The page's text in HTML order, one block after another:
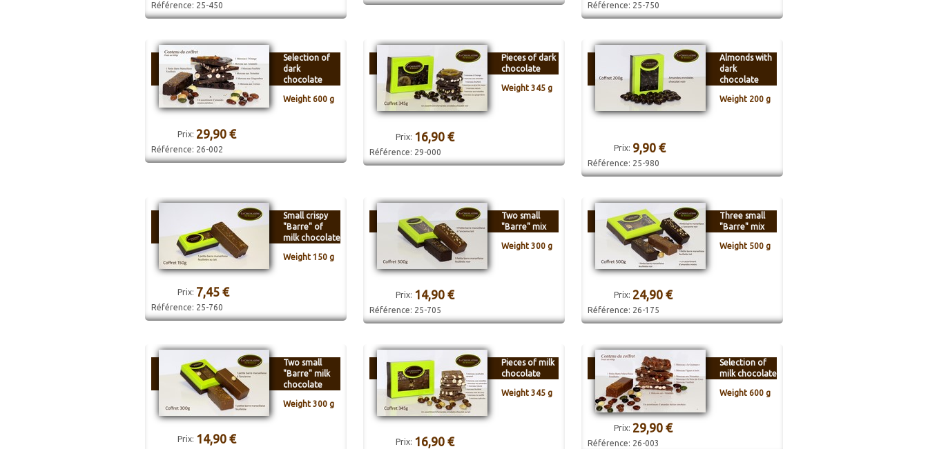
Référence: 25-450 Référence: 25-750
Selection of
dark
chocolate
Weight 600 g
Prix: 29,90 €
Référence: 26-002
Pieces of dark
chocolate
Weight 345 g
Prix: 16,90 €
Référence: 29-000
Almonds with
dark
chocolate
Weight 200 g
Prix: 9,90 €
Référence: 25-980
Small crispy
"Barre" of
milk chocolate
Weight 150 g
Prix: 7,45 €
Référence: 25-760
Two small
"Barre" mix
Weight 300 g
Prix: 14,90 €
Référence: 25-705
Three small
"Barre" mix
Weight 500 g
Prix: 24,90 €
Référence: 26-175
Two small
"Barre" milk
chocolate
Weight 300 g
Prix: 14,90 €
Pieces of milk
chocolate
Weight 345 g
Prix: 16,90 €
Selection of
milk chocolate
Weight 600 g
Prix: 29,90 €
Référence: 26-003